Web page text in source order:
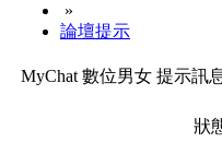
»
論壇提示
MyChat 數位男女 提示訊
狀